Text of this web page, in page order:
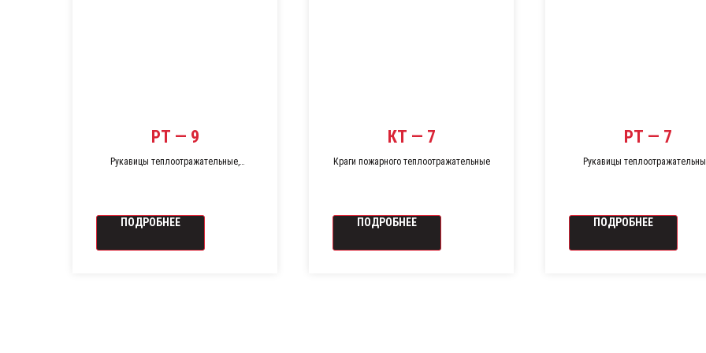
РТ — 9
Рукавицы теплоотражательные,
ПОДРОБНЕЕ
КТ — 7
Краги пожарного теплоотражательные
ПОДРОБНЕЕ
РТ — 7
Рукавицы
ПОДРОБНЕЕ